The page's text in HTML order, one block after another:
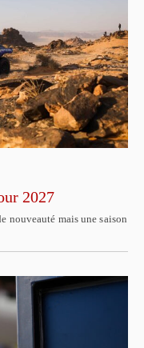
2027
nouveauté mais une saison